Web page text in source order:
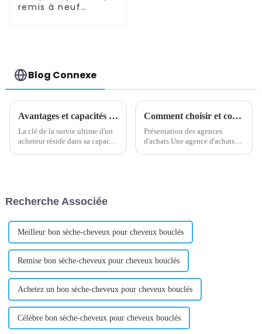
remis à neuf
Blog Connexe
Avantages et capacités des agents d'achat
La clé de la survie ultime d'un
acheteur réside dans sa capacité
Comment choisir et contacter une agence d'achat
Présentation des agences
d'achats Une agence d'achats
Recherche Associée
Meilleur bon sèche-cheveux pour cheveux bouclés
Remise bon sèche-cheveux pour cheveux bouclés
Achetez un bon sèche-cheveux pour cheveux bouclés
Célèbre bon sèche-cheveux pour cheveux bouclés